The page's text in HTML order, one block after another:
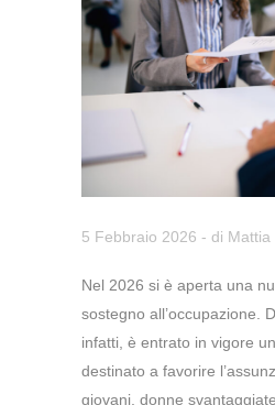
5 Febbraio 2026 - di Mattia
Nel 2026 si è aperta una
sostegno all’occupazione.
infatti, è entrato in vigore
destinato a favorire
giovani, donne